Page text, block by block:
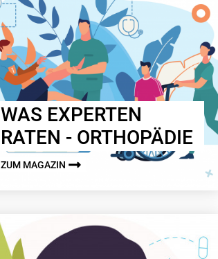
WAS EXPERTEN
RATEN - ORTHOPÄDIE
ZUM MAGAZIN